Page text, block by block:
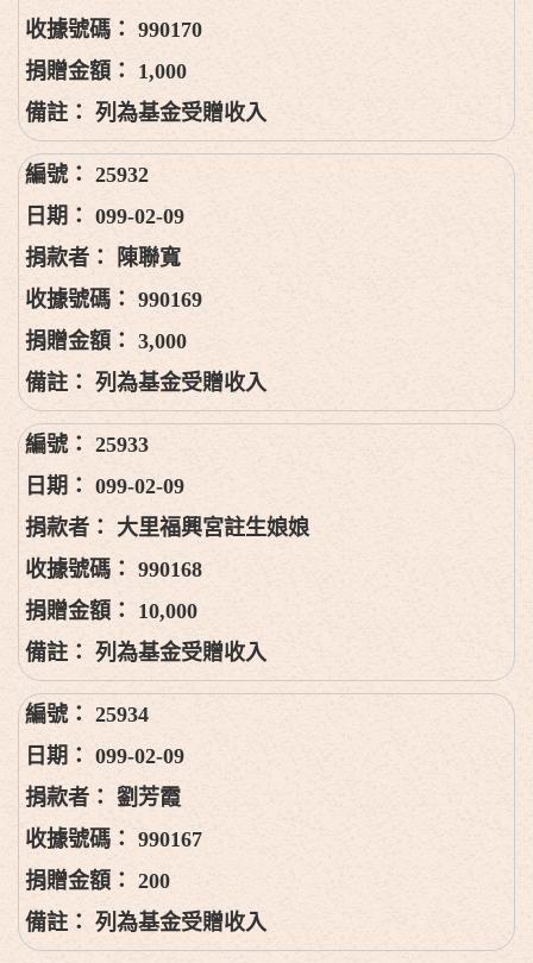
990170
1,000
列為基金受贈收入
25932
099-02-09
陳聯寬
990169
3,000
列為基金受贈收入
25933
099-02-09
大里福興宮註生娘娘
990168
10,000
列為基金受贈收入
25934
099-02-09
劉芳霞
990167
200
列為基金受贈收入